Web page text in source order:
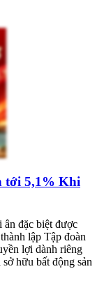
tới 5,1% Khi
ân đặc biệt được
lập Tập đoàn
lợi dành riêng
hữu bất động sản